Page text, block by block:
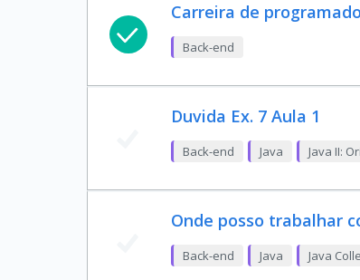
Carreira de
Back-end
Duvida Ex. 7 Aula 1
Back-end Java Java II:
Onde posso trabalhar
Back-end Java Java